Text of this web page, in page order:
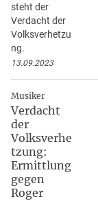
steht der
Verdacht der
Volksverhetzu
ng.
13.09.2023
Musiker
Verdacht
der
Volksverhe
tzung:
Ermittlung
gegen
Roger